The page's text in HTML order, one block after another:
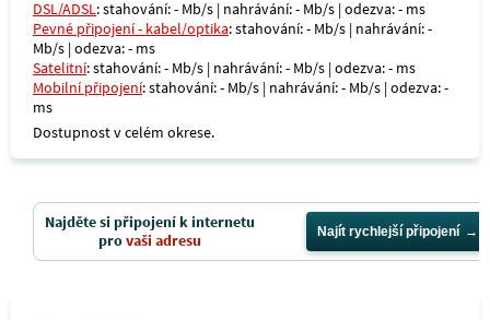
DSL/ADSL: stahování: - Mb/s | nahrávání: - Mb/s | odezva: - ms
Pevné připojení - kabel/optika: stahování: - Mb/s | nahrávání: -
Mb/s | odezva: - ms
Satelitní: stahování: - Mb/s | nahrávání: - Mb/s | odezva: - ms
Mobilní připojení: stahování: - Mb/s | nahrávání: - Mb/s | odezva: -
ms
Dostupnost v celém okrese.
Najděte si připojení k internetu
provaši adresu Najít rychlejší připojení